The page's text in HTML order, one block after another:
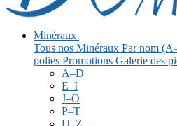
Minéraux
Tous nos Minéraux Par nom
polies Promotions Galerie des
A–D
E–I
J–O
P–T
U–Z